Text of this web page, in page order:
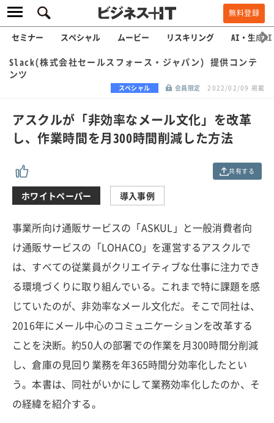
無料登録
セミナー スペシャル ムービー リスキリング AI・生成AI
Slack(株式会社セールスフォース・ジャパン) 提供コンテ
ンツ
スペシャル 会員限定 2022/02/09 掲載
アスクルが「非効率なメール文化」を改革
し、作業時間を月300時間削減した方法
共有する
ホワイトペーパー 導入事例
事業所向け通販サービスの「ASKUL」と一般消費者向
け通販サービスの「LOHACO」を運営するアスクルで
は、すべての従業員がクリエイティブな仕事に注力でき
る環境づくりに取り組んでいる。これまで特に課題を感
じていたのが、非効率なメール文化だ。そこで同社は、
2016年にメール中心のコミュニケーションを改革する
ことを決断。約50人の部署での作業を月300時間分削減
し、倉庫の見回り業務を年365時間分効率化したとい
う。本書は、同社がいかにして業務効率化したのか、そ
の経緯を紹介する。